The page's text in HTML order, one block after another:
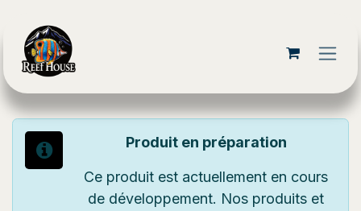
Produit en préparation
Ce produit est actuellement en cours
de développement. Nos produits et